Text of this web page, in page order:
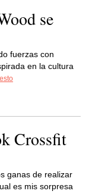
se
fuerzas con
en la cultura
Crossfit
ganas de realizar
es mis sorpresa